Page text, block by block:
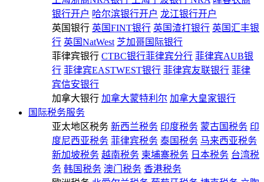
银行开户 哈尔滨银行开户 龙江银行开户
英国银行 英国FINT银行 英国渣打银行 英国汇丰银
行 英国NatWest 芝加哥国际银行
菲律宾银行 CTBC银行菲律宾分行 菲律宾AUB银
行 菲律宾EASTWEST银行 菲律宾友联银行 菲律
宾信安银行
加拿大银行 加拿大蒙特利尔 加拿大皇家银行
国际税务服务
亚太地区税务 新西兰税务 印度税务 蒙古国税务 印
度尼西亚税务 菲律宾税务 泰国税务 马来西亚税务
新加坡税务 越南税务 柬埔寨税务 日本税务 台湾税
务 韩国税务 澳门税务 香港税务